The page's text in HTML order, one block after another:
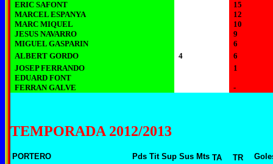
ERIC SAFONT
15
MARCEL ESPANYA
12
MARC MIQUEL
10
JESUS NAVARRO
9
MIGUEL GASPARIN
6
ALBERT GORDO
4
6
JOSEP FERRANDO
1
EDUARD FONT
FERRAN GALVE
-
TEMPORADA 2012/2013
PORTERO Pds Tit Sup Sus Mts TA TR